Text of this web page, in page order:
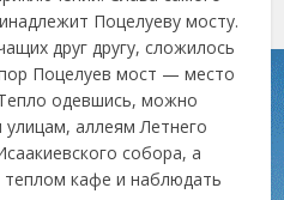
Поцелуеву мосту.
друг другу, сложилось
Поцелуев мост — место
одевшись, можно
аллеям Летнего
собора, а
кафе и наблюдать